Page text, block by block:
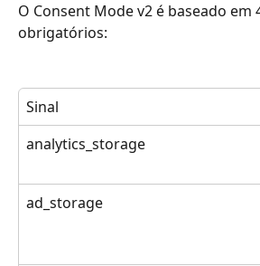
O Consent Mode v2 é baseado em
obrigatórios:
Sinal
analytics_storage
ad_storage